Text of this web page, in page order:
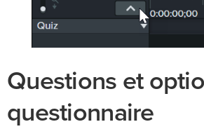
Questions et
questionnaire